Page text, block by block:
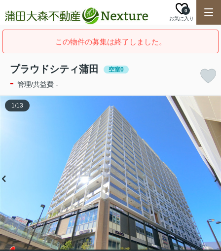
お気に入り
0
この物件の募集は終了しました。
プラウドシティ蒲田 空室0
- 管理/共益費 -
1/13